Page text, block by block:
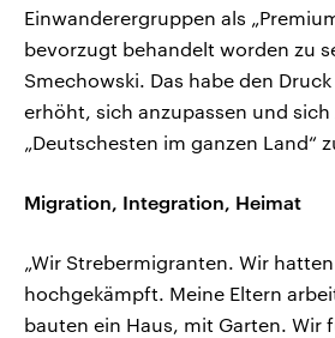
Einwanderergruppen als
bevorzugt behandelt worden zu
Smechowski. Das habe den
erhöht, sich anzupassen und sich
„Deutschesten im ganzen Land“
Migration, Integration, Heimat
„Wir Strebermigranten. Wir
hochgekämpft. Meine Eltern
bauten ein Haus, mit Garten. Wir